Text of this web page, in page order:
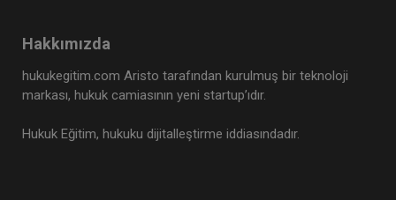
Hakkımızda
hukukegitim.com Aristo tarafından kurulmuş bir teknoloji
markası, hukuk camiasının yeni startup’ıdır.
Hukuk Eğitim, hukuku dijitalleştirme iddiasındadır.